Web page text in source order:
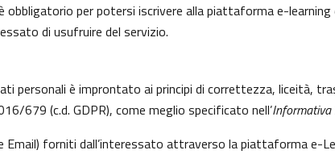
obbligatorio per potersi iscrivere alla piattaforma e-
di usufruire del servizio.
personali è improntato ai principi di correttezza, liceità,
679 (c.d. GDPR), come meglio specificato nell’Informativa
Email) forniti dall’interessato attraverso la piattaforma e-